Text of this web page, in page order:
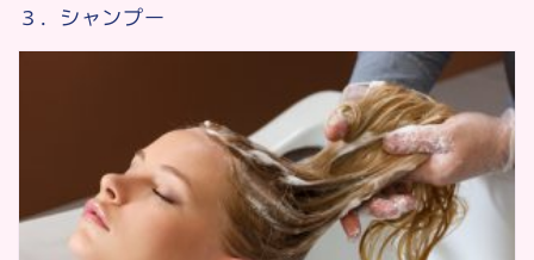
３．シャンプー